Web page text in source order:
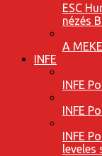
ESC
nézés
A
INFE
INFE
INFE
INFE
leveles